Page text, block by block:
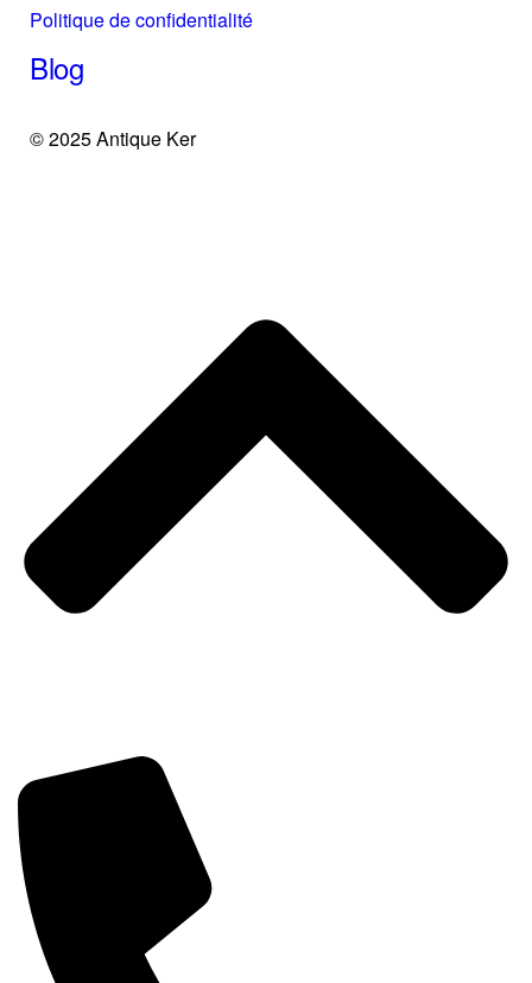
Politique de confidentialité
Blog
© 2025 Antique Ker